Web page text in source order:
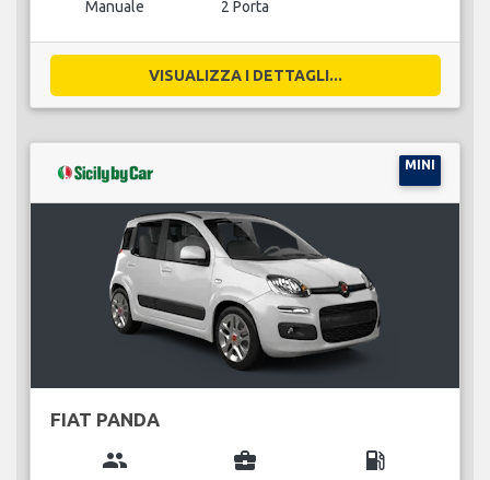
Manuale 2 Porta
VISUALIZZA I DETTAGLI...
MINI
FIAT PANDA
group business_center local_gas_station